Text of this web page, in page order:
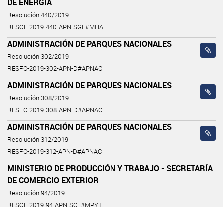
DE ENERGÍA
Resolución 440/2019
RESOL-2019-440-APN-SGE#MHA
ADMINISTRACIÓN DE PARQUES NACIONALES
Resolución 302/2019
RESFC-2019-302-APN-D#APNAC
ADMINISTRACIÓN DE PARQUES NACIONALES
Resolución 308/2019
RESFC-2019-308-APN-D#APNAC
ADMINISTRACIÓN DE PARQUES NACIONALES
Resolución 312/2019
RESFC-2019-312-APN-D#APNAC
MINISTERIO DE PRODUCCIÓN Y TRABAJO - SECRETARÍA
DE COMERCIO EXTERIOR
Resolución 94/2019
RESOL-2019-94-APN-SCE#MPYT